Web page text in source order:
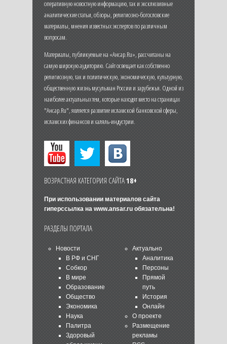
оперативную новостную информацию, так и эксклюзивные
аналитические статьи, обзоры, религиозно-богословские
материалы, мнения известных экспертов по различным
вопросам.
Материалы, публикуемые на «Ансар.Ru», рассчитаны на
самую широкую аудиторию. Сайт освещает как собственно
религиозную, так и политическую, экономическую, культурную,
общественную жизнь мусульман России и зарубежья. Одной из
наиболее актуальных тем, которые находят место на страницах
"Ансар.Ru", является развитие исламской банковской сферы,
исламских финансов и халяль-индустрии.
ВОЗРАСТНАЯ КАТЕГОРИЯ САЙТА18+
При использовании материалов сайта
гиперссылка на www.ansar.ruобязательна!
РАЗДЕЛЫ ПОРТАЛА
Новости
В РФ и СНГ
Собкор
В мире
Образование
Общество
Экономика
Наука
Палитра
Здоровый
Актуально
Аналитика
Персоны
Прямой
путь
История
Онлайн
О проекте
Размещение
рекламы